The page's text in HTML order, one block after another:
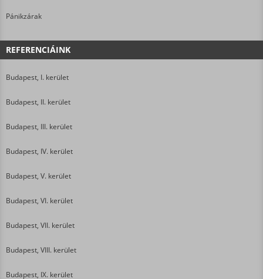
Pánikzárak
REFERENCIÁINK
Budapest, I. kerület
Budapest, II. kerület
Budapest, III. kerület
Budapest, IV. kerület
Budapest, V. kerület
Budapest, VI. kerület
Budapest, VII. kerület
Budapest, VIII. kerület
Budapest, IX. kerület